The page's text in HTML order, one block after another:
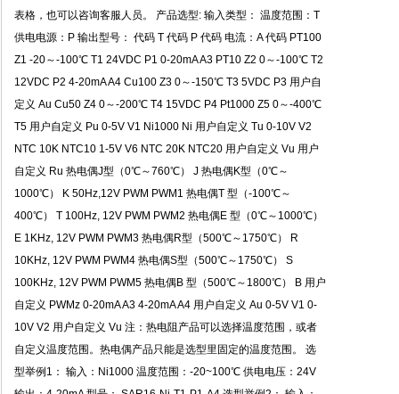
表格，也可以咨询客服人员。 产品选型: 输入类型： 温度范围：T
供电电源：P 输出型号： 代码 T 代码 P 代码 电流：A 代码 PT100
Z1 -20～-100℃ T1 24VDC P1 0-20mA A3 PT10 Z2 0～-100℃ T2
12VDC P2 4-20mA A4 Cu100 Z3 0～-150℃ T3 5VDC P3 用户自
定义 Au Cu50 Z4 0～-200℃ T4 15VDC P4 Pt1000 Z5 0～-400℃
T5 用户自定义 Pu 0-5V V1 Ni1000 Ni 用户自定义 Tu 0-10V V2
NTC 10K NTC10 1-5V V6 NTC 20K NTC20 用户自定义 Vu 用户
自定义 Ru 热电偶J型（0℃～760℃） J 热电偶K型（0℃～
1000℃） K 50Hz,12V PWM PWM1 热电偶T 型（-100℃～
400℃） T 100Hz, 12V PWM PWM2 热电偶E 型（0℃～1000℃）
E 1KHz, 12V PWM PWM3 热电偶R型（500℃～1750℃） R
10KHz, 12V PWM PWM4 热电偶S型（500℃～1750℃） S
100KHz, 12V PWM PWM5 热电偶B 型（500℃～1800℃） B 用户
自定义 PWMz 0-20mA A3 4-20mA A4 用户自定义 Au 0-5V V1 0-
10V V2 用户自定义 Vu 注：热电阻产品可以选择温度范围，或者
自定义温度范围。热电偶产品只能是选型里固定的温度范围。 选
型举例1： 输入：Ni1000 温度范围：-20~100℃ 供电电压：24V